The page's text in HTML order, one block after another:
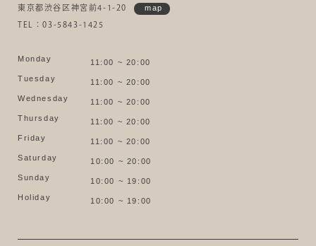
東京都渋谷区神宮前4-1-20 map
TEL：03-5843-1425
Monday
11:00 ~ 20:00
Tuesday
11:00 ~ 20:00
Wednesday
11:00 ~ 20:00
Thursday
11:00 ~ 20:00
Friday
11:00 ~ 20:00
Saturday
10:00 ~ 20:00
Sunday
10:00 ~ 19:00
Holiday
10:00 ~ 19:00